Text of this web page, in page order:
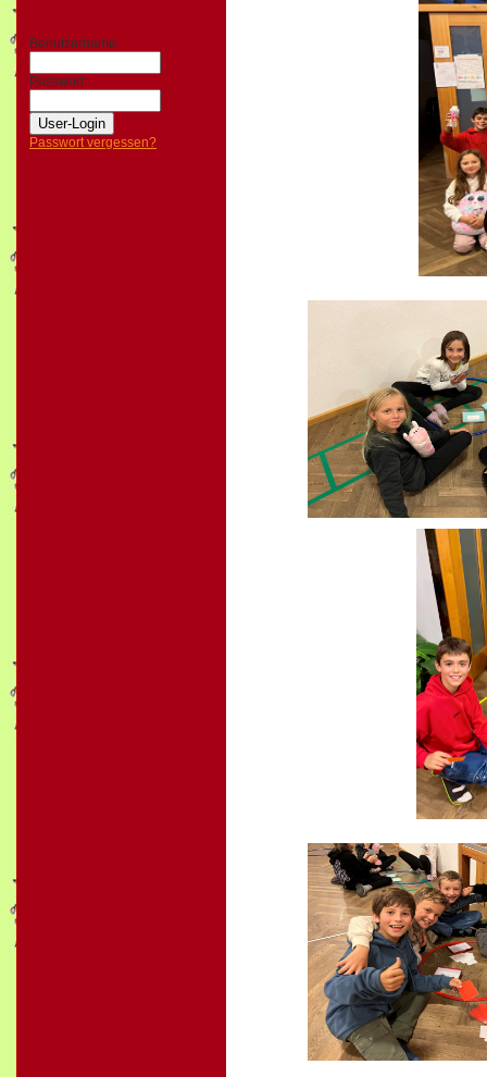
Benutzername:
Passwort:
Passwort vergessen?